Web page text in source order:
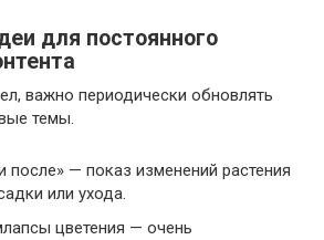
для постоянного
важно периодически обновлять
темы.
после» — показ изменений растения
или ухода.
цветения — очень